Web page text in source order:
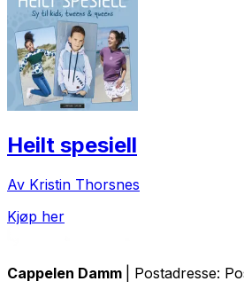
Heilt spesiell
Av Kristin Thorsnes
Kjøp her
Cappelen Damm | Postadresse: